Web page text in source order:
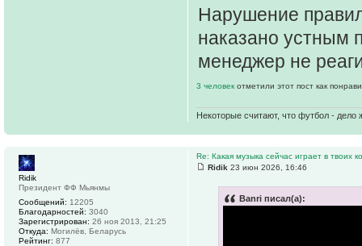
Нарушение
наказано устным
менеджер не
3 человек отметили этот пост как
Некоторые считают, что футбол -
Re: Какая музыка сейчас играет в твоих
Ridik 23 июн 2026, 16:46
Banri писал(а):
Ridik
Президент ФФ Мьянмы
Сообщений: 12205
Благодарностей: 3040
Зарегистрирован: 26 ноя 2013, 21:25
Откуда: Могилёв, Беларусь
Рейтинг: 877